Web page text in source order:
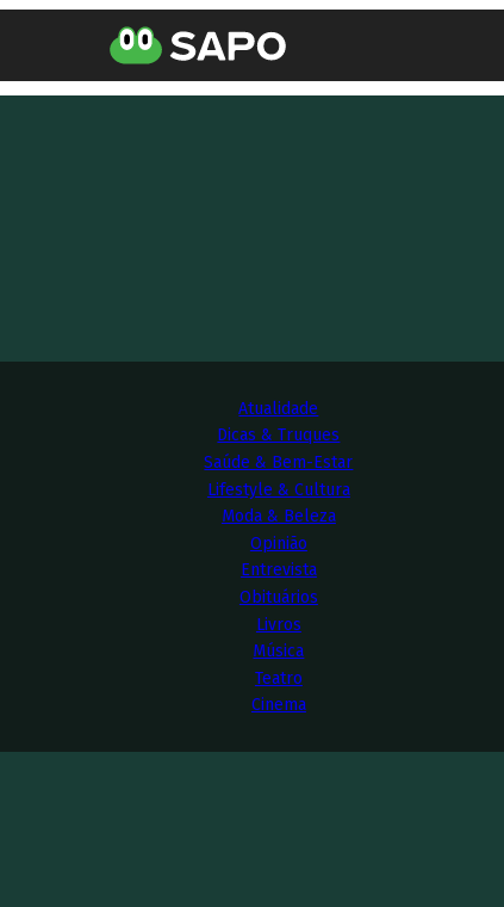
Atualidade
Dicas & Truques
Saúde & Bem-Estar
Lifestyle & Cultura
Moda & Beleza
Opinião
Entrevista
Obituários
Livros
Música
Teatro
Cinema